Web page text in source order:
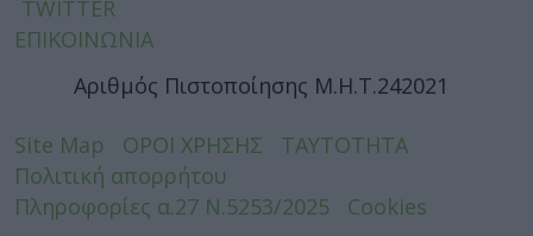
TWITTER
ΕΠΙΚΟΙΝΩΝΙΑ
Αριθμός Πιστοποίησης Μ.Η.Τ.242021
Site Map ΟΡΟΙ ΧΡΗΣΗΣ
ΤΑΥΤΟΤΗΤΑ
Πολιτική απορρήτου
Πληροφορίες α.27 Ν.5253/2025
Cookies